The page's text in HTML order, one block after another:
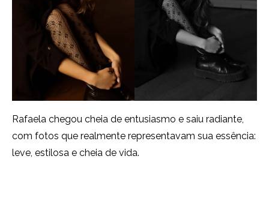
Rafaela chegou cheia de entusiasmo e saiu radiante,
com fotos que realmente representavam sua essência:
leve, estilosa e cheia de vida.